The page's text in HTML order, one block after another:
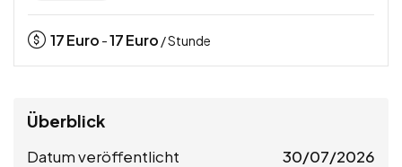
17Euro -17Euro / Stunde
Überblick
Datum veröffentlicht 30/07/2026